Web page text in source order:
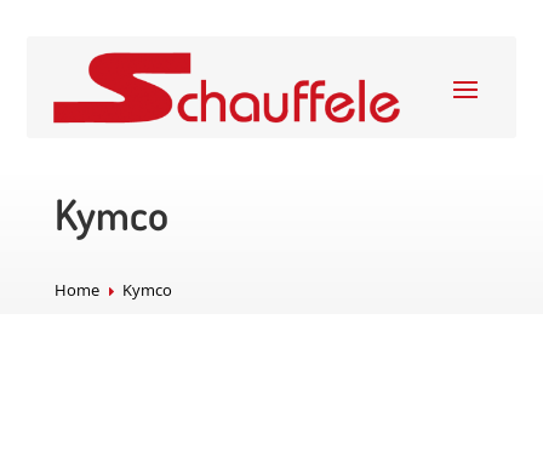
Kymco
Home E Kymco